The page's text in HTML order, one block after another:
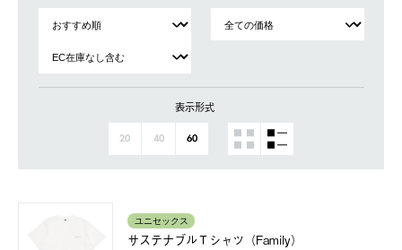
表示形式
20 40 60
ユニセックス
サステナブルＴシャツ（Family）